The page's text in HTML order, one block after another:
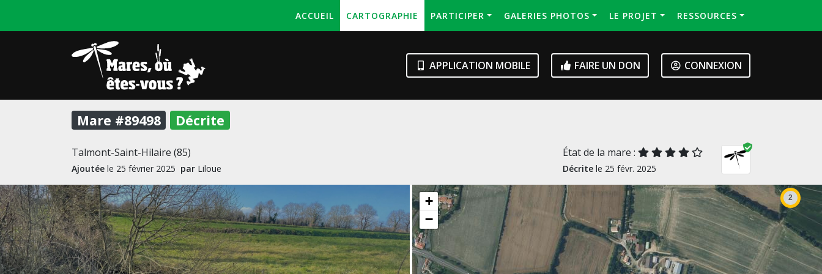
ACCUEIL CARTOGRAPHIE PARTICIPER GALERIES PHOTOS LE PROJET RESSOURCES
APPLICATION MOBILE FAIRE UN DON CONNEXION
Mare #89498 Décrite
Talmont-Saint-Hilaire (85)
Ajoutée le 25 février 2025 par Liloue
État de la mare :
Décrite le 25 févr. 2025
+
−